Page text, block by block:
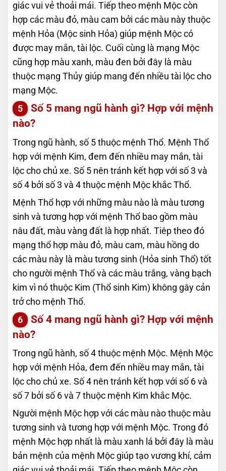
giác vui vẻ thoải mái. Tiếp theo mệnh Mộc còn
hợp các màu đỏ, màu cam bởi các màu này thuộc
mệnh Hỏa (Mộc sinh Hỏa) giúp mệnh Mộc có
được may mắn, tài lộc. Cuối cùng là mạng Mộc
cũng hợp màu xanh, màu đen bởi đây là màu
thuộc mạng Thủy giúp mang đến nhiều tài lộc cho
mạng Mộc.
Số 5 mang ngũ hành gì? Hợp với mệnh
nào?
Trong ngũ hành, số 5 thuộc mệnh Thổ. Mệnh Thổ
hợp với mệnh Kim, đem đến nhiều may mắn, tài
lộc cho chủ xe. Số 5 nên tránh kết hợp với số 3 và
số 4 bởi số 3 và 4 thuộc mệnh Mộc khắc Thổ.
Mệnh Thổ hợp với những màu nào là màu tương
sinh và tương hợp với mệnh Thổ bao gồm màu
nâu đất, màu vàng đất là hợp nhất. Tiêp theo đó
mạng thổ hợp màu đỏ, màu cam, màu hồng do
các màu này là màu tương sinh (Hỏa sinh Thổ) tốt
cho người mệnh Thổ và các màu trắng, vàng bạch
kim vì nó thuộc Kim (Thổ sinh Kim) không gây cản
trở cho mệnh Thổ.
Số 4 mang ngũ hành gì? Hợp với mệnh
nào?
Trong ngũ hành, số 4 thuộc mệnh Mộc. Mệnh Mộc
hợp với mệnh Hỏa, đem đến nhiều may mắn, tài
lộc cho chủ xe. Số 4 nên tránh kết hợp với số 6 và
số 7 bởi số 6 và 7 thuộc mệnh Kim khắc Mộc.
Người mệnh Mộc hợp với các màu nào thuộc màu
tương sinh và tương hợp với mệnh Mộc. Trong đó
mệnh Mộc hợp nhất là màu xanh lá bởi đây là màu
bản mệnh của mệnh Mộc giúp tạo vương khí, cảm